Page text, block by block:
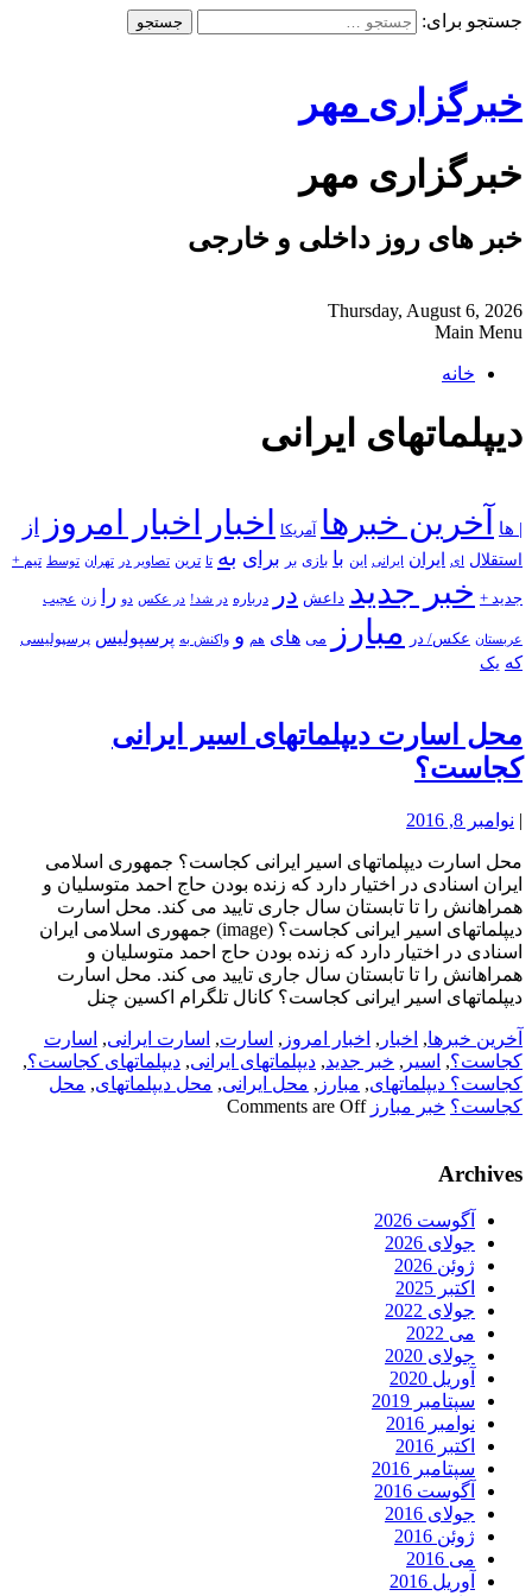
جستجو برای:
خبرگزاری مهر
خبرگزاری مهر
خبر های روز داخلی و خارجی
Thursday, August 6, 2026
Main Menu
خانه
دیپلماتهای ایرانی
| ها آخرین خبرها آمریکا اخبار اخبار امروز از
استقلال ای ایران ایرانی این با بازی بر برای به تا ترین تصاویر در تهران توسط تیم +
جدید + خبر جدید داعش در درباره در شد! در عکس دو را زن عجیب
عربستان عکس/ در مبارز می های هم و واکنش به پرسپولیس پرسپولیسی
که یک
محل اسارت دیپلماتهای اسیر ایرانی
کجاست؟
| نوامبر 8, 2016
محل اسارت دیپلماتهای اسیر ایرانی کجاست؟ جمهوری اسلامی
ایران اسنادی در اختیار دارد که زنده بودن حاج احمد متوسلیان و
همراهانش را تا تابستان سال جاری تایید می کند. محل اسارت
دیپلماتهای اسیر ایرانی کجاست؟ (image) جمهوری اسلامی ایران
اسنادی در اختیار دارد که زنده بودن حاج احمد متوسلیان و
همراهانش را تا تابستان سال جاری تایید می کند. محل اسارت
دیپلماتهای اسیر ایرانی کجاست؟ کانال تلگرام اکسین چنل
آخرین خبرها, اخبار , اخبار امروز , اسارت, اسارت ایرانی, اسارت
کجاست؟, اسیر , خبر جدید, دیپلماتهای ایرانی, دیپلماتهای کجاست؟,
کجاست؟ دیپلماتهای, مبارز , محل ایرانی, محل دیپلماتهای, محل
کجاست؟ خبر مبارز Comments are Off
Archives
آگوست 2026
جولای 2026
ژوئن 2026
اکتبر 2025
جولای 2022
می 2022
جولای 2020
آوریل 2020
سپتامبر 2019
نوامبر 2016
اکتبر 2016
سپتامبر 2016
آگوست 2016
جولای 2016
ژوئن 2016
می 2016
آوریل 2016